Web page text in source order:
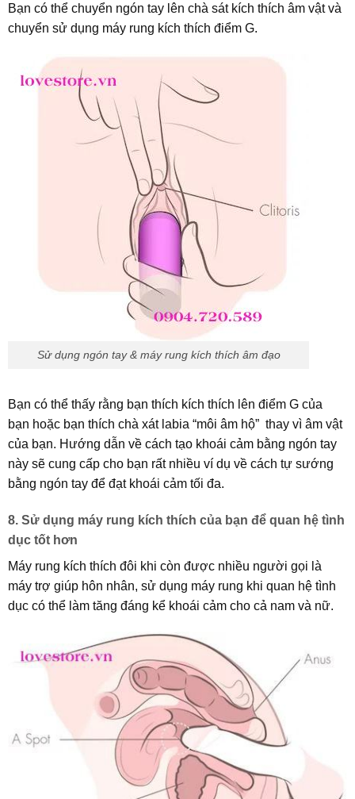
Bạn có thể chuyển ngón tay lên chà sát kích thích âm vật và
chuyển sử dụng máy rung kích thích điểm G.
Sử dụng ngón tay & máy rung kích thích âm đạo
Bạn có thể thấy rằng bạn thích kích thích lên điểm G của
bạn hoặc bạn thích chà xát labia “môi âm hộ” thay vì âm vật
của bạn. Hướng dẫn về cách tạo khoái cảm bằng ngón tay
này sẽ cung cấp cho bạn rất nhiều ví dụ về cách tự sướng
bằng ngón tay để đạt khoái cảm tối đa.
8. Sử dụng máy rung kích thích của bạn để quan hệ tình
dục tốt hơn
Máy rung kích thích đôi khi còn được nhiều người gọi là
máy trợ giúp hôn nhân, sử dụng máy rung khi quan hệ tình
dục có thể làm tăng đáng kể khoái cảm cho cả nam và nữ.